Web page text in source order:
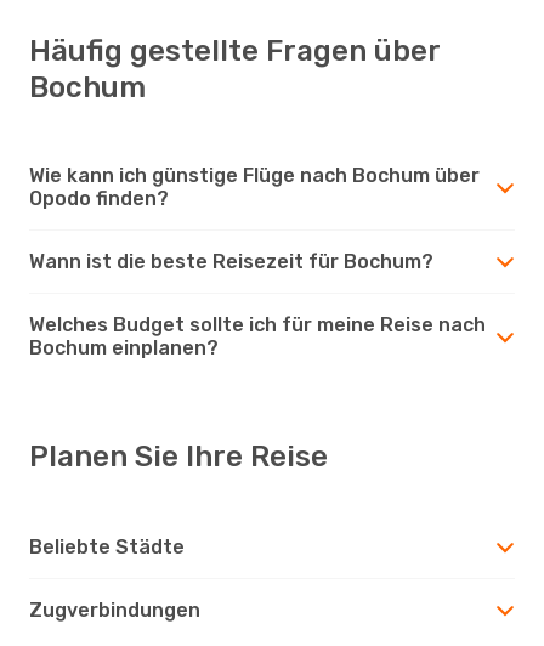
Häufig gestellte Fragen über
Bochum
Wie kann ich günstige Flüge nach Bochum über
Opodo finden?
Wann ist die beste Reisezeit für Bochum?
Welches Budget sollte ich für meine Reise nach
Bochum einplanen?
Planen Sie Ihre Reise
Beliebte Städte
Zugverbindungen